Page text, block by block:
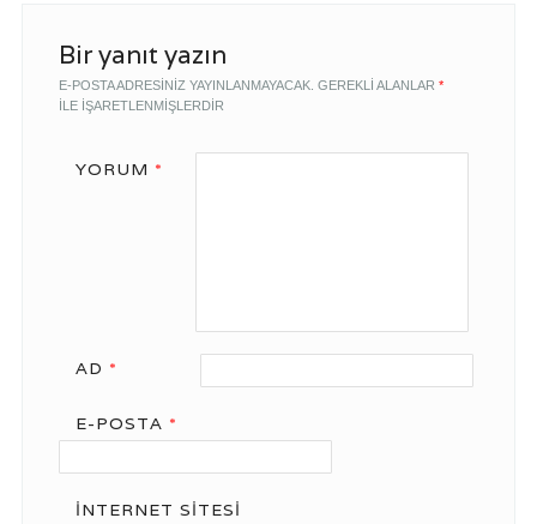
Bir yanıt yazın
E-POSTA ADRESINIZ YAYINLANMAYACAK. GEREKLI ALANLAR *
ILE IŞARETLENMIŞLERDIR
YORUM *
AD *
E-POSTA *
İNTERNET SITESI